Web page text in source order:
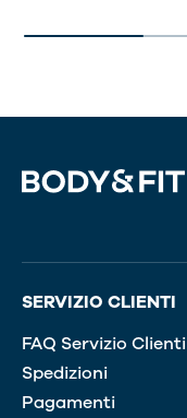
SERVIZIO CLIENTI
FAQ Servizio Clienti
Spedizioni
Pagamenti